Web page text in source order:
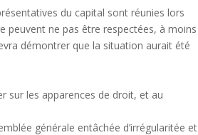
du capital sont réunies lors
peuvent ne pas être respectées, à moins
démontrer que la situation aurait été
sur les apparences de droit, et au
générale entâchée d’irrégularitée et